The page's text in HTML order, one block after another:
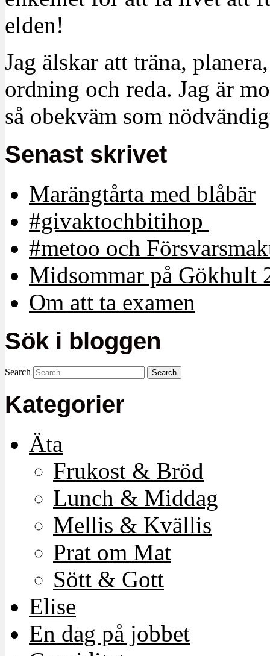
elden!
Jag älskar att träna,
ordning och reda. Jag är
så obekväm som
Senast skrivet
Marängtårta med blåbär
#givaktochbitihop
#metoo och
Midsommar på Gökhult
Om att ta examen
Sök i bloggen
Search
Kategorier
Äta
Frukost & Bröd
Lunch & Middag
Mellis & Kvällis
Prat om Mat
Sött & Gott
Elise
En dag på jobbet